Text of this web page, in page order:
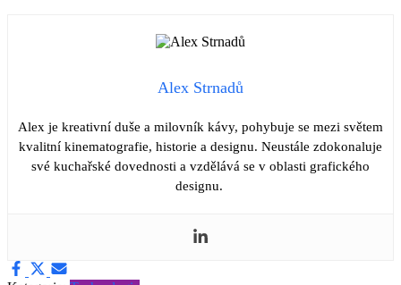
Alex Strnadů
Alex je kreativní duše a milovník kávy, pohybuje se mezi světem
kvalitní kinematografie, historie a designu. Neustále zdokonaluje
své kuchařské dovednosti a vzdělává se v oblasti grafického
designu.